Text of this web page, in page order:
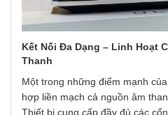
Kết Nối Đa Dạng – Linh Hoạt
Thanh
Một trong những điểm mạnh
hợp liền mạch cả nguồn âm
Thiết bị cung cấp đầy đủ các